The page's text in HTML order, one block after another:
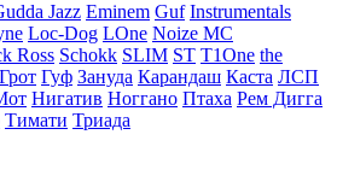
Jazz Eminem Guf Instrumentals
Loc-Dog LOne Noize MC
Ross Schokk SLIM ST T1One the
Грот Гуф Зануда Карандаш Каста ЛСП
Нигатив Ноггано Птаха Рем Дигга
Тимати Триада